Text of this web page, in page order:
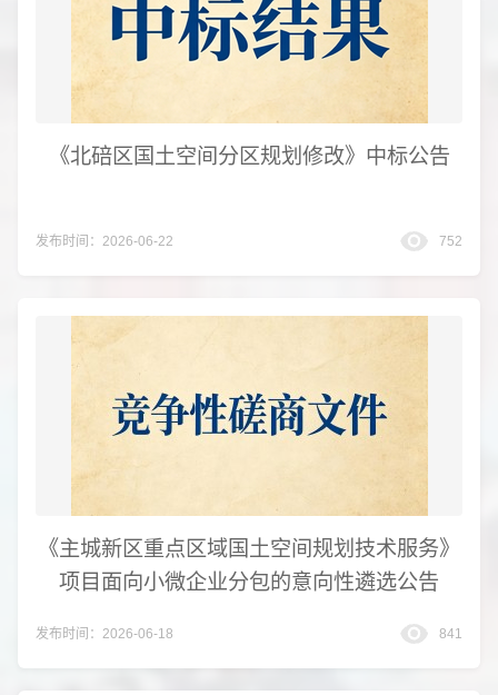
《北碚区国土空间分区规划修改》中标公告
发布时间：2026-06-22 752
《主城新区重点区域国土空间规划技术服务》
项目面向小微企业分包的意向性遴选公告
发布时间：2026-06-18 841